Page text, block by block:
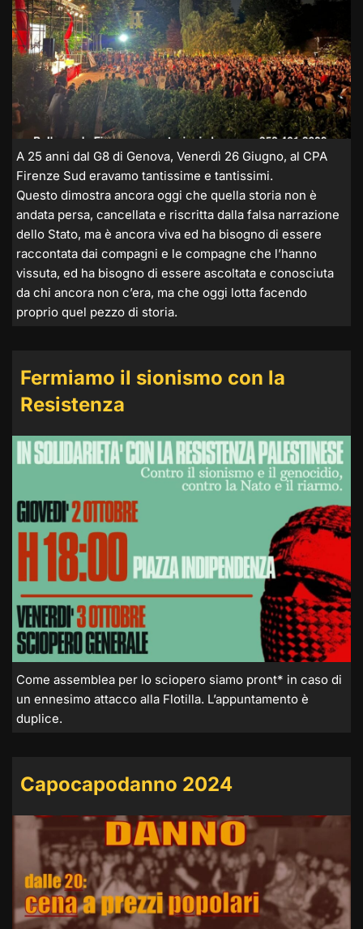
A 25 anni dal G8 di Genova, Venerdì 26 Giugno, al CPA
Firenze Sud eravamo tantissime e tantissimi.
Questo dimostra ancora oggi che quella storia non è
andata persa, cancellata e riscritta dalla falsa narrazione
dello Stato, ma è ancora viva ed ha bisogno di essere
raccontata dai compagni e le compagne che l’hanno
vissuta, ed ha bisogno di essere ascoltata e conosciuta
da chi ancora non c’era, ma che oggi lotta facendo
proprio quel pezzo di storia.
Fermiamo il sionismo con la
Resistenza
Come assemblea per lo sciopero siamo pront* in caso di
un ennesimo attacco alla Flotilla. L’appuntamento è
duplice.
Capocapodanno 2024